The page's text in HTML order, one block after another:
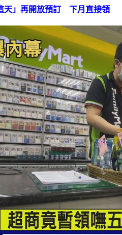
天」再開放預訂 下月直接領